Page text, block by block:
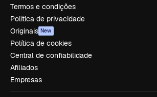
Termos e condições
Política de privacidade
Originais New
Política de cookies
Central de confiabilidade
Afiliados
Empresas